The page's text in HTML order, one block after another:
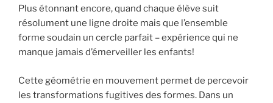
Plus étonnant encore, quand chaque élève suit
résolument une ligne droite mais que l’ensemble
forme soudain un cercle parfait – expérience qui ne
manque jamais d’émerveiller les enfants!
Cette géométrie en mouvement permet de percevoir
les transformations fugitives des formes. Dans un